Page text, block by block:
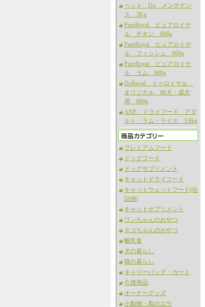
ペット Do メンテナン
ス 3Kg
PureRoyal ピュアロイヤ
ル チキン 600g
PureRoyal ピュアロイヤ
ル フィッシュ 600g
PureRoyal ピュアロイヤ
ル ラム 600g
DoRoyal ドゥロイヤル
オリジナル 幼犬・成犬
用 600g
ANF ドライフード アダ
ルト ラム・ライス 3.0kg
プレミアムフード
ドッグフード
ドッグサプリメント
キャットドライフード
キャットウェットフード(缶
詰他)
キャットサプリメント
ワンちゃんのおやつ
ネコちゃんのおやつ
離乳食
犬の暮らし
猫の暮らし
キャリーバッグ・カート
介護用品
オーナーグッズ
小動物・鳥のエサ